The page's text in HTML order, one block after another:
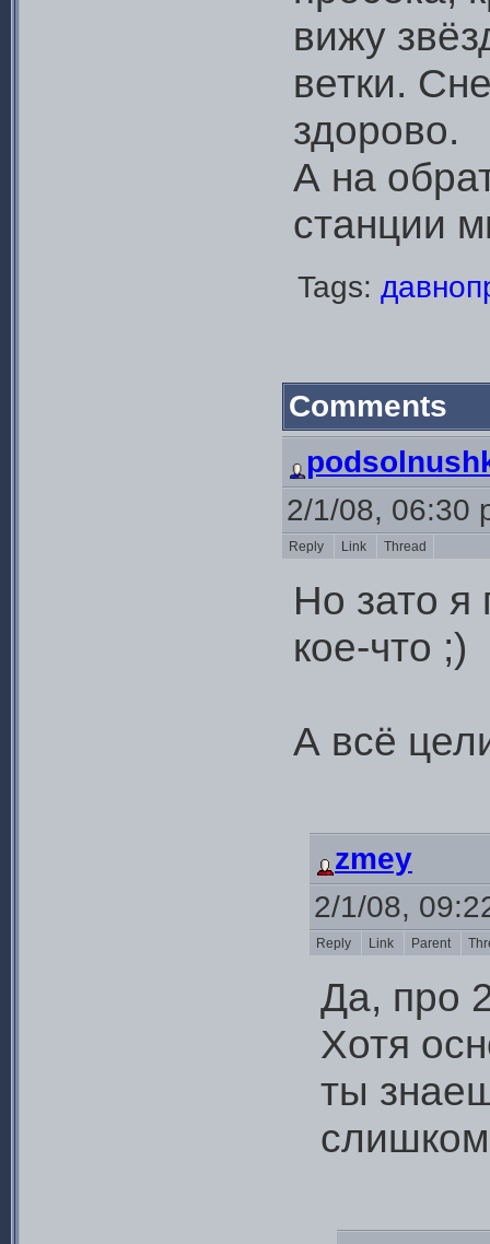
вижу
ветки.
здорово.
А на
станции
Tags:
Comments
2/1/08, 06:30
Reply Link Thread
Но зато я
кое-что ;)
А всё
zmey
2/1/08,
Reply Link Parent
Да, про
Хотя
ты